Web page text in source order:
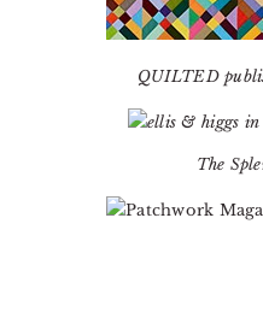
QUILTED
The